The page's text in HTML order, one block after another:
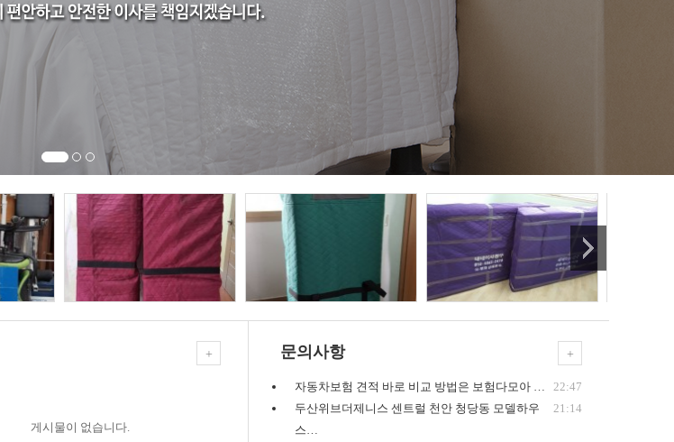
게시물이 없습니다.
+ 문의사항
자동차보험 견적 바로 비교 방법은 보험다모아 …
22:47
두산위브더제니스 센트럴 천안 청당동 모델하우
스…
21:14
+